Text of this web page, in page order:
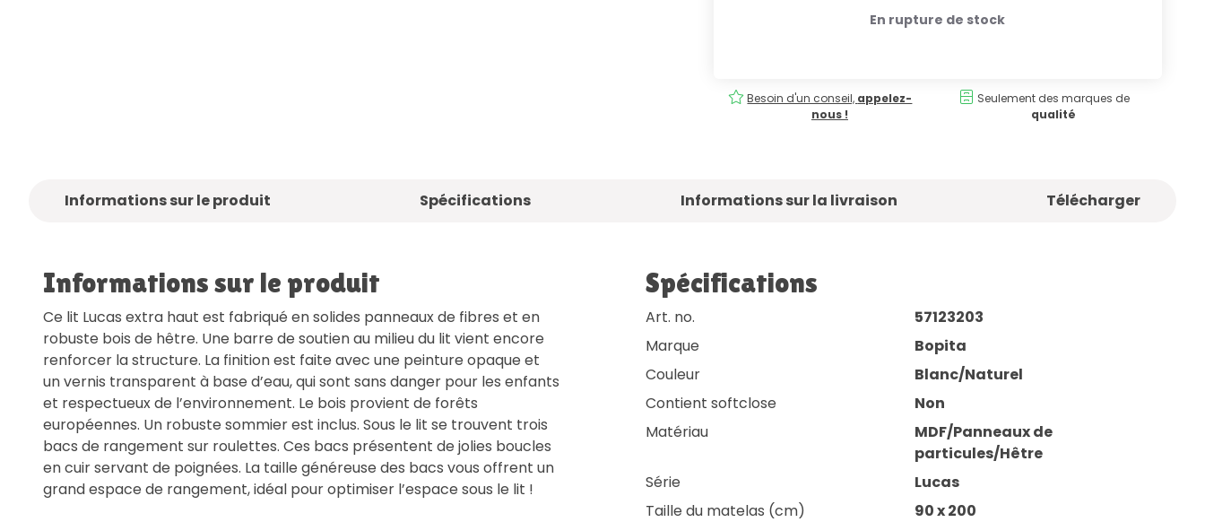
En rupture de stock
Besoin d'un conseil, appelez-
nous !
Seulement des marques de
qualité
Informations sur le produit Spécifications Informations sur la livraison Télécharger
Informations sur le produit
Ce lit Lucas extra haut est fabriqué en solides panneaux de fibres et en
robuste bois de hêtre. Une barre de soutien au milieu du lit vient encore
renforcer la structure. La finition est faite avec une peinture opaque et
un vernis transparent à base d’eau, qui sont sans danger pour les enfants
et respectueux de l’environnement. Le bois provient de forêts
européennes. Un robuste sommier est inclus. Sous le lit se trouvent trois
bacs de rangement sur roulettes. Ces bacs présentent de jolies boucles
en cuir servant de poignées. La taille généreuse des bacs vous offrent un
grand espace de rangement, idéal pour optimiser l’espace sous le lit !
Spécifications
Art. no.
57123203
Marque
Bopita
Couleur
Blanc/Naturel
Contient softclose
Non
Matériau
MDF/Panneaux de
particules/Hêtre
Série
Lucas
Taille du matelas (cm)
90 x 200